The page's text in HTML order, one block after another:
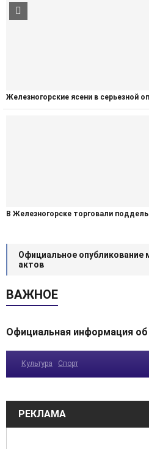
Железногорские ясени в серьезной
В Железногорске торговали
Официальное опубликование
актов
ВАЖНОЕ
Официальная информация
Культура Спорт
РЕКЛАМА